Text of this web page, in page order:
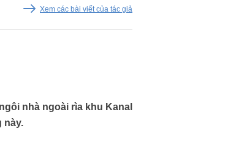
Xem các bài viết của tác giả
nhà ngoài rìa khu Kanal
này.